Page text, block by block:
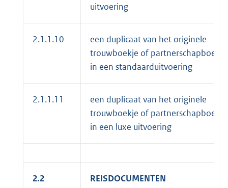
uitvoering
2.1.1.10
een duplicaat van het originele
trouwboekje of partnerschapboekje
in een standaarduitvoering
2.1.1.11
een duplicaat van het originele
trouwboekje of partnerschapboekje
in een luxe uitvoering
2.2 REISDOCUMENTEN